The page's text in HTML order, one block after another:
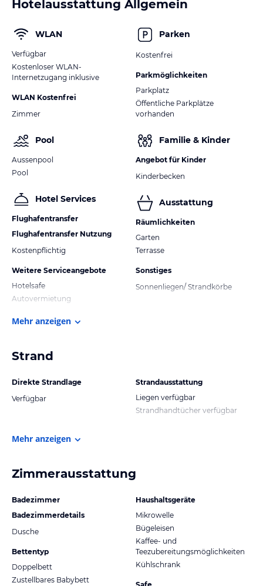
Hotelausstattung Allgemein
WLAN
Verfügbar
Kostenloser WLAN-
Internetzugang inklusive
WLAN Kostenfrei
Zimmer
Pool
Aussenpool
Pool
Hotel Services
Flughafentransfer
Flughafentransfer Nutzung
Kostenpflichtig
Weitere Serviceangebote
Hotelsafe
Autovermietung
Parken
Kostenfrei
Parkmöglichkeiten
Parkplatz
Öffentliche Parkplätze
vorhanden
Familie & Kinder
Angebot für Kinder
Kinderbecken
Ausstattung
Räumlichkeiten
Garten
Terrasse
Sonstiges
Sonnenliegen/ Strandkörbe
Mehr anzeigen
Strand
Direkte Strandlage
Verfügbar
Strandausstattung
Liegen verfügbar
Strandhandtücher verfügbar
Mehr anzeigen
Zimmerausstattung
Badezimmer
Badezimmerdetails
Dusche
Bettentyp
Doppelbett
Zustellbares Babybett
Haushaltsgeräte
Mikrowelle
Bügeleisen
Kaffee- und
Teezubereitungsmöglichkeiten
Kühlschrank